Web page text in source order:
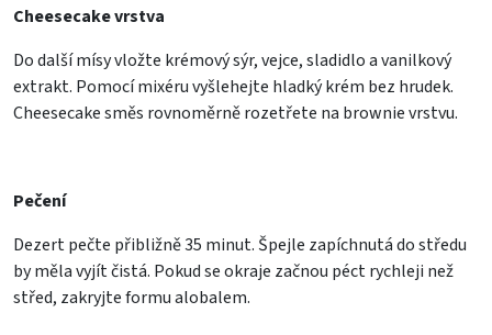
Cheesecake vrstva
Do další mísy vložte krémový sýr, vejce, sladidlo a vanilkový
extrakt. Pomocí mixéru vyšlehejte hladký krém bez hrudek.
Cheesecake směs rovnoměrně rozetřete na brownie vrstvu.
Pečení
Dezert pečte přibližně 35 minut. Špejle zapíchnutá do středu
by měla vyjít čistá. Pokud se okraje začnou péct rychleji než
střed, zakryjte formu alobalem.